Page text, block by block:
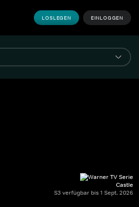
LOSLEGEN EINLOGGEN
Castle
S3 verfügbar bis 1 Sept. 2026